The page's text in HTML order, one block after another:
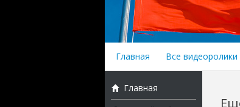
Главная Все видеоролики
Главная